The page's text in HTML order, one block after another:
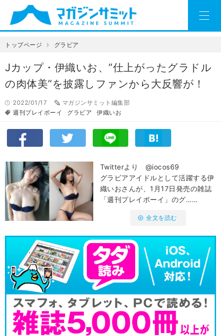
トップページ グラビア
Jカップ・伊織いお、”仕上がったグラドル
の肉体美“を披露しファンから大反響が！
2022/01/17
マガジンサミット編集部
週刊プレイボーイ
グラビア 伊織いお
Twitterより @iocos69
グラビアアイドルとして活躍する伊
織いおさんが、1月17日発売の雑誌
「週刊プレイボーイ」のグ……
全文を読む